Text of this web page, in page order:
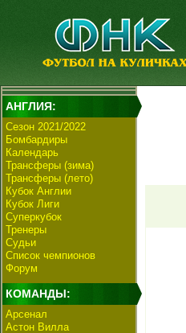
АНГЛИЯ:
Сезон 2021/2022
Бомбардиры
Календарь
Трансферы (зима)
Трансферы (лето)
Кубок Англии
Кубок Лиги
Суперкубок
Тренеры
Судьи
Список чемпионов
Форум
КОМАНДЫ:
Арсенал
Астон Вилла